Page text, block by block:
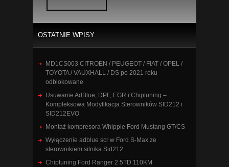
OSTATNIE WPISY
MD1CS003 CITROEN / PEUGEOT / FIAT / OPEL /
TOYOTA / VAUXHALL / DS po 2021 roku
odblokowane
Usuwanie AdBlue, DPF, EGR i Chiptuning –
Kompleksowa Modyfikacja Sterowników SID212 i
SID212EVO
Montaż kompresora Whipple Ford Mustang GT/CS
Wyłączenie adblue scr w Ford S-Max ze
sterownikiem silnika Sid212
Chiptuning Ford Ranger 2.5TD 110KM